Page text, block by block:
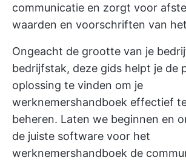
communicatie en zorgt voor
waarden en voorschriften van
Ongeacht de grootte van je
bedrijfstak, deze gids helpt je de
oplossing te vinden om je
werknemershandboek effectief
beheren. Laten we beginnen en
de juiste software voor het
werknemershandboek de